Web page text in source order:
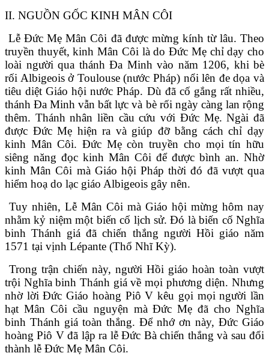
II. NGUỒN GỐC KINH MÂN CÔI
Lễ Đức Mẹ Mân Côi đã được mừng kính từ lâu. Theo
truyền thuyết, kinh Mân Côi là do Đức Mẹ chỉ dạy cho
loài người qua thánh Đa Minh vào năm 1206, khi bè
rối Albigeois ở Toulouse (nước Pháp) nổi lên đe dọa và
tiêu diệt Giáo hội nước Pháp. Dù đã cố gắng rất nhiều,
thánh Đa Minh vẫn bất lực và bè rối ngày càng lan rộng
thêm. Thánh nhân liền cầu cứu với Đức Mẹ. Ngài đã
được Đức Mẹ hiện ra và giúp đỡ bằng cách chỉ dạy
kinh Mân Côi. Đức Mẹ còn truyền cho mọi tín hữu
siêng năng đọc kinh Mân Côi để được bình an. Nhờ
kinh Mân Côi mà Giáo hội Pháp thời đó đã vượt qua
hiểm hoạ do lạc giáo Albigeois gây nên.
Tuy nhiên, Lễ Mân Côi mà Giáo hội mừng hôm nay
nhằm kỷ niệm một biến cố lịch sử. Đó là biến cố Nghĩa
binh Thánh giá đã chiến thắng người Hồi giáo năm
1571 tại vịnh Lépante (Thổ Nhĩ Kỳ).
Trong trận chiến này, người Hồi giáo hoàn toàn vượt
trội Nghĩa binh Thánh giá về mọi phương diện. Nhưng
nhờ lời Đức Giáo hoàng Piô V kêu gọi mọi người lần
hạt Mân Côi cầu nguyện mà Đức Mẹ đã cho Nghĩa
binh Thánh giá toàn thắng. Để nhớ ơn này, Đức Giáo
hoàng Piô V đã lập ra lễ Đức Bà chiến thắng và sau đổi
thành lễ Đức Mẹ Mân Côi.